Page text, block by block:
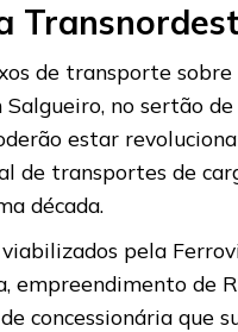
de transporte
Salgueiro, no sertão de
estar
de transportes de
década.
pela
empreendimento de
concessionária que